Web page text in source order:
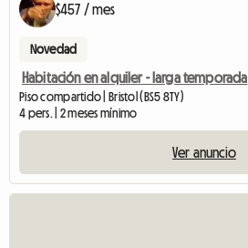
$457 / mes
Novedad
Habitación en alquiler - larga temporada
Piso compartido | Bristol (BS5 8TY)
4 pers. | 2 meses mínimo
Ver anuncio